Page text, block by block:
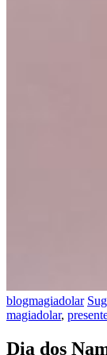
blogmagiadolar
magiadolar,
Dia dos